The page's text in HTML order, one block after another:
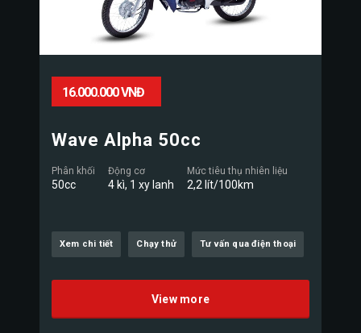
16.000.000 VNĐ
Wave Alpha 50cc
Phân khối
50cc
Động cơ
4 kì, 1 xy lanh
Mức tiêu thụ nhiên liệu
2,2 lít/100km
Xem chi tiết Chạy thử Tư vấn qua điện thoại
View more